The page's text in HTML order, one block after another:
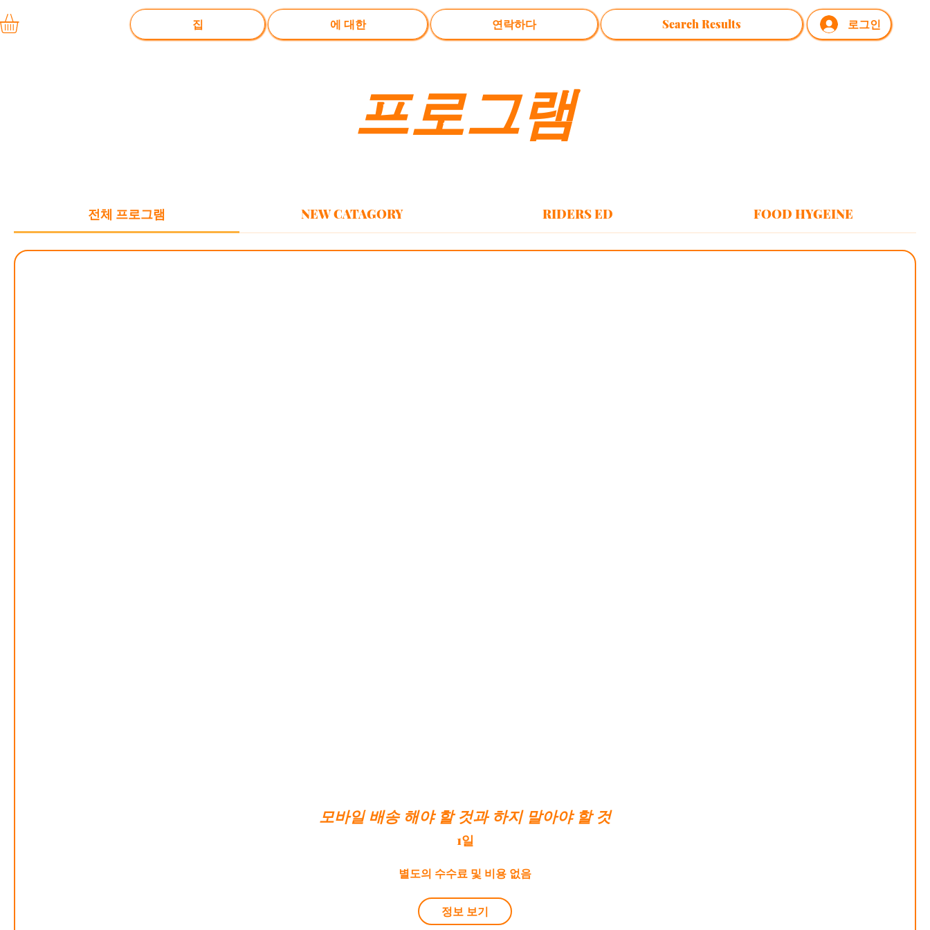
집 에 대한 연락하다 Search Results 로그인
프로그램
전체 프로그램 NEW CATAGORY RIDERS ED FOOD HYGEINE
모바일 배송 해야 할 것과 하지 말아야 할 것
1일
별도의 수수료 및 비용 없음
정보 보기